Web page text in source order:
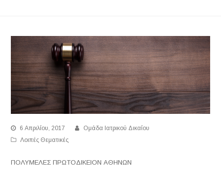
6 Απριλίου, 2017
Ομάδα Ιατρικού Δικαίου
Λοιπές Θεματικές
ΠΟΛΥΜΕΛΕΣ ΠΡΩΤΟΔΙΚΕΙΟΝ ΑΘΗΝΩΝ